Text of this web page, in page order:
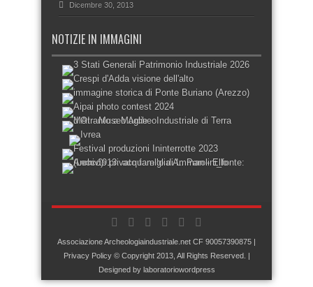
Dicembre 30, 2013
NOTIZIE IN IMMAGINI
Associazione Archeologiaindustriale.net CF 90057390875 |
Privacy Policy© Copyright 2013, All Rights Reserved. |
Designed by laboratoriowordpress